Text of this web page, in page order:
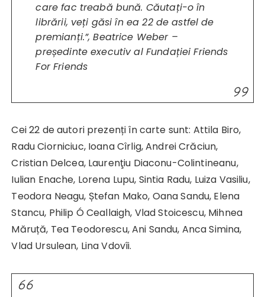
care fac treabă bună. Căutați-o în
librării, veți găsi în ea 22 de astfel de
premianți.”, Beatrice Weber –
președinte executiv al Fundației Friends
For Friends
Cei 22 de autori prezenți în carte sunt: Attila Biro,
Radu Ciorniciuc, Ioana Cîrlig, Andrei Crăciun,
Cristian Delcea, Laurenţiu Diaconu-Colintineanu,
Iulian Enache, Lorena Lupu, Sintia Radu, Luiza Vasiliu,
Teodora Neagu, Ștefan Mako, Oana Sandu, Elena
Stancu, Philip Ó Ceallaigh, Vlad Stoicescu, Mihnea
Măruță, Tea Teodorescu, Ani Sandu, Anca Simina,
Vlad Ursulean, Lina Vdovîi.